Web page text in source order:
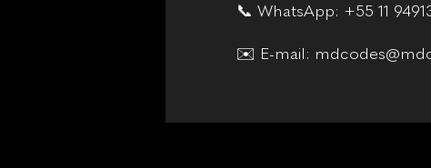
📞 WhatsApp: +55 11
✉️ E-mail: